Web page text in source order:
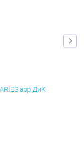
аэр ДиК